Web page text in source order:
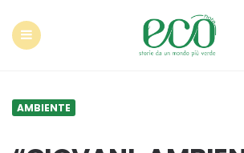
AMBIENTE